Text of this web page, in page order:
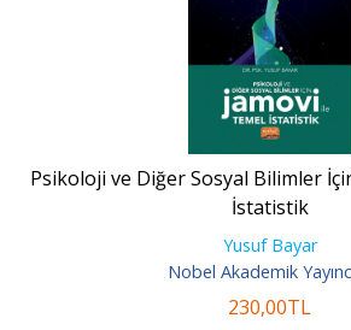
Psikoloji ve Diğer Sosyal Bilimler
İstatistik
Yusuf Bayar
Nobel Akademik
230,00TL